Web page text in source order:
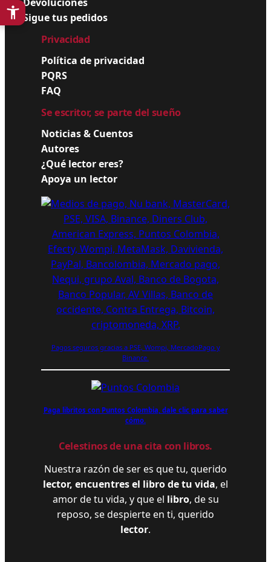
Sigue tus pedidos
Privacidad
Política de privacidad
PQRS
FAQ
Se escritor, se parte del sueño
Noticias & Cuentos
Autores
¿Qué lector eres?
Apoya un lector
Pagos seguros gracias a PSE, Wompi, MercadoPago y
Binance.
Paga libritos con Puntos Colombia, dale clic para saber
cómo.
Celestinos de una cita con libros.
Nuestra razón de ser es que tu, querido
lector, encuentres el libro de tu vida, el
amor de tu vida, y que el libro, de su
reposo, se despierte en ti, querido
lector.